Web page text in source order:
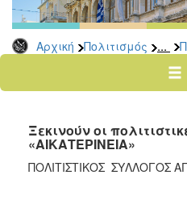
Αρχική Πολιτισμός ...
Πολιτιστικοί
Σύλλογοι
Σκιτσογράφοι
Εικαστικών
Τέχνη
Ξεκινούν οι
«ΑΙΚΑΤΕΡΙΝΕΙΑ»
ΠΟΛΙΤΙΣΤΙΚΟΣ ΣΥΛΛΟΓΟΣ